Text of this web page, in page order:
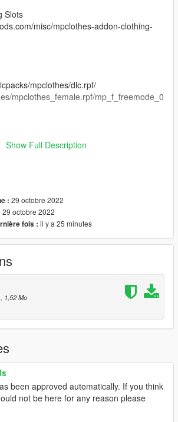
Slots
misc/mpclothes-addon-clothing-
mpclothes/dlc.rpf/
mpclothes_female.rpf/mp_f_freemode_0
Show Full Description
: 29 octobre 2022
29 octobre 2022
fois : il y a 25 minutes
, 1,52 Mo
been approved automatically. If you think
not be here for any reason please